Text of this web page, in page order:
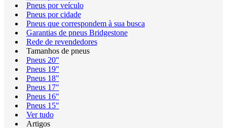
Pneus por veículo
Pneus por cidade
Pneus que correspondem à sua busca
Garantias de pneus Bridgestone
Rede de revendedores
Tamanhos de pneus
Pneus 20"
Pneus 19"
Pneus 18"
Pneus 17"
Pneus 16"
Pneus 15"
Ver tudo
Artigos